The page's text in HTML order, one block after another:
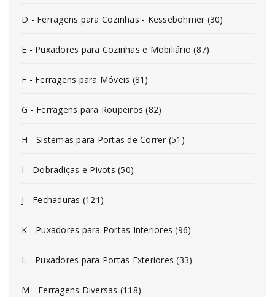
D - Ferragens para Cozinhas - Kesseböhmer (30)
E - Puxadores para Cozinhas e Mobiliário (87)
F - Ferragens para Móveis (81)
G - Ferragens para Roupeiros (82)
H - Sistemas para Portas de Correr (51)
I - Dobradiças e Pivots (50)
J - Fechaduras (121)
K - Puxadores para Portas Interiores (96)
L - Puxadores para Portas Exteriores (33)
M - Ferragens Diversas (118)